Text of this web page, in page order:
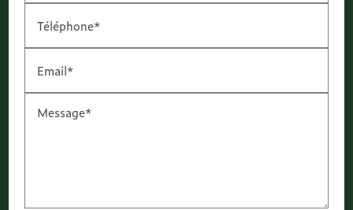
Téléphone*
Email*
Message*